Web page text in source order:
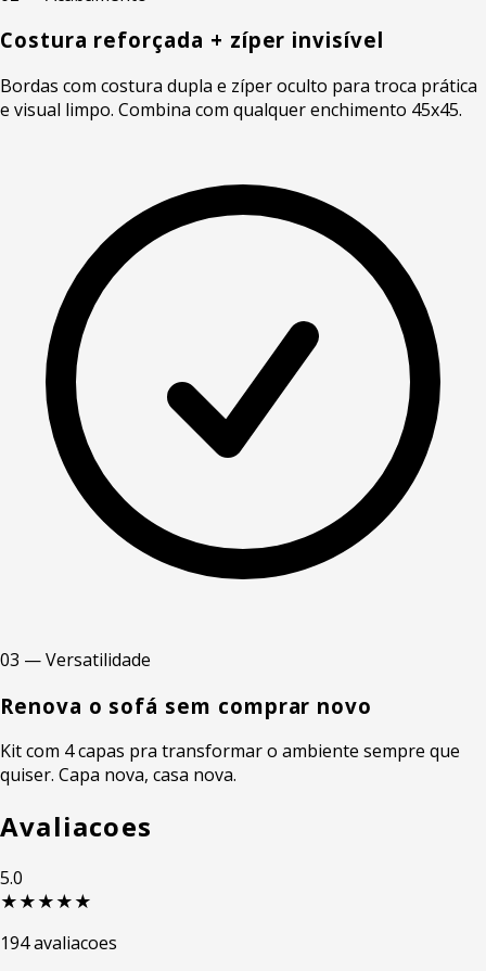
Costura reforçada + zíper invisível
Bordas com costura dupla e zíper oculto para troca prática
e visual limpo. Combina com qualquer enchimento 45x45.
03 — Versatilidade
Renova o sofá sem comprar novo
Kit com 4 capas pra transformar o ambiente sempre que
quiser. Capa nova, casa nova.
Avaliacoes
5.0
★★★★★
194 avaliacoes